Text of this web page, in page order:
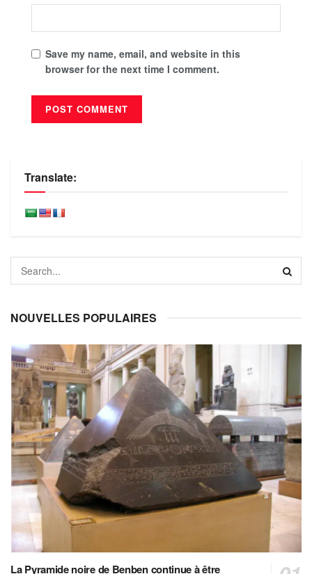
Save my name, email, and website in this
browser for the next time I comment.
Translate:
NOUVELLES POPULAIRES
La Pyramide noire de Benben continue à être